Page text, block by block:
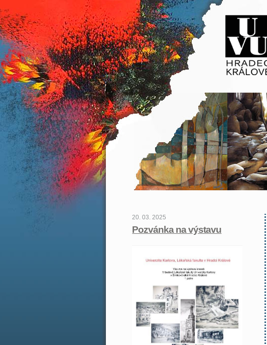
20. 03. 2025
Pozvánka na výstavu